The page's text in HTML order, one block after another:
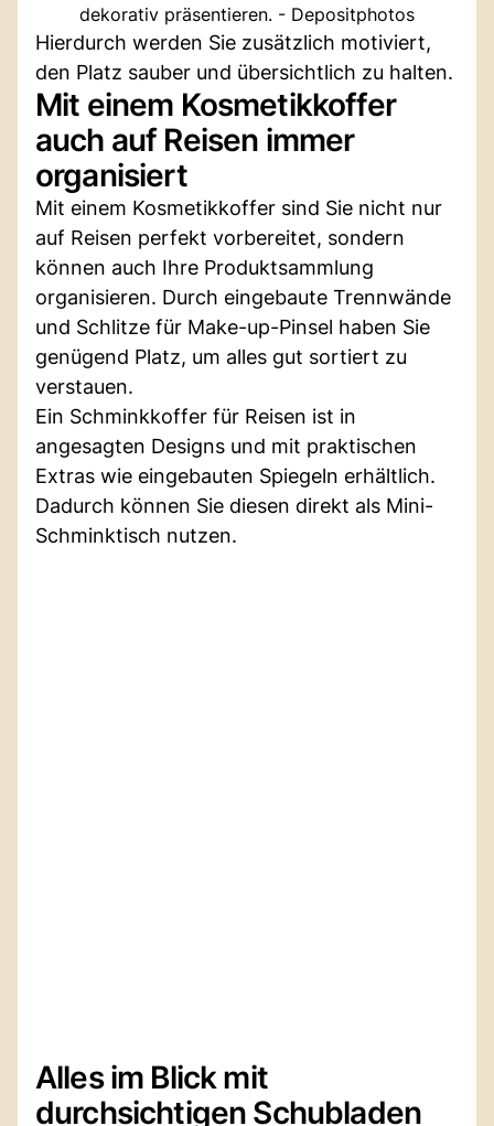
dekorativ präsentieren. - Depositphotos
Hierdurch werden Sie zusätzlich motiviert,
den Platz sauber und übersichtlich zu halten.
Mit einem Kosmetikkoffer
auch auf Reisen immer
organisiert
Mit einem Kosmetikkoffer sind Sie nicht nur
auf Reisen perfekt vorbereitet, sondern
können auch Ihre Produktsammlung
organisieren. Durch eingebaute Trennwände
und Schlitze für Make-up-Pinsel haben Sie
genügend Platz, um alles gut sortiert zu
verstauen.
Ein Schminkkoffer für Reisen ist in
angesagten Designs und mit praktischen
Extras wie eingebauten Spiegeln erhältlich.
Dadurch können Sie diesen direkt als Mini-
Schminktisch nutzen.
Alles im Blick mit
durchsichtigen Schubladen